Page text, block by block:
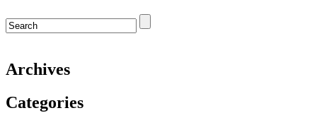
Archives
Categories